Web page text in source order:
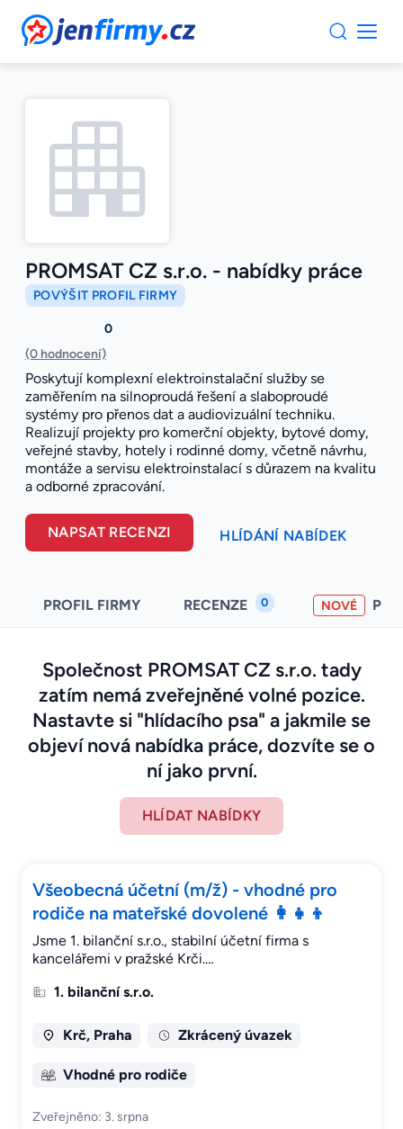
JenFirmy.cz
PROMSAT CZ s.r.o. - nabídky práce
POVÝŠIT PROFIL FIRMY
0
(0 hodnocení)
Poskytují komplexní elektroinstalační služby se
zaměřením na silnoproudá řešení a slaboproudé
systémy pro přenos dat a audiovizuální techniku.
Realizují projekty pro komerční objekty, bytové domy,
veřejné stavby, hotely i rodinné domy, včetně návrhu,
montáže a servisu elektroinstalací s důrazem na kvalitu
a odborné zpracování.
NAPSAT RECENZI HLÍDÁNÍ NABÍDEK
PROFIL FIRMY RECENZE 0 NOVÉ
Společnost PROMSAT CZ s.r.o. tady
zatím nemá zveřejněné volné pozice.
Nastavte si "hlídacího psa" a jakmile se
objeví nová nabídka práce, dozvíte se o
ní jako první.
HLÍDAT NABÍDKY
Všeobecná účetní (m/ž) - vhodné pro
rodiče na mateřské dovolené 👩‍👧‍👦
Jsme 1. bilanční s.r.o., stabilní účetní firma s
kancelářemi v pražské Krči.…
1. bilanční s.r.o.
Krč, Praha Zkrácený úvazek
Vhodné pro rodiče
Zveřejněno: 3. srpna